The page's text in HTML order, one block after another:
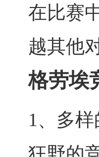
在比赛
越其他
格劳埃
1、多